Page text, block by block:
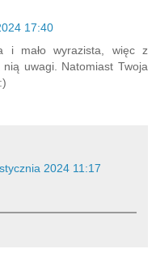
17:40
i mało wyrazista, więc z
nią uwagi. Natomiast Twoja
2024 11:17